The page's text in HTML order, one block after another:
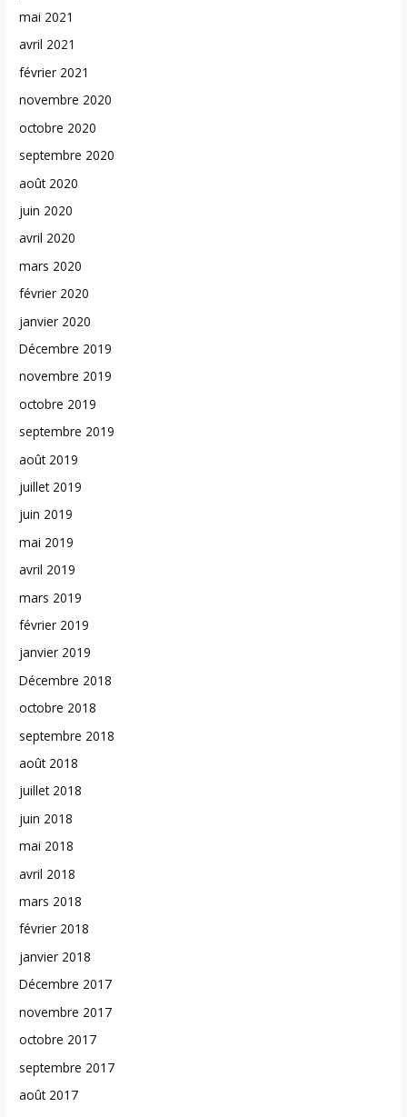
mai 2021
avril 2021
février 2021
novembre 2020
octobre 2020
septembre 2020
août 2020
juin 2020
avril 2020
mars 2020
février 2020
janvier 2020
Décembre 2019
novembre 2019
octobre 2019
septembre 2019
août 2019
juillet 2019
juin 2019
mai 2019
avril 2019
mars 2019
février 2019
janvier 2019
Décembre 2018
octobre 2018
septembre 2018
août 2018
juillet 2018
juin 2018
mai 2018
avril 2018
mars 2018
février 2018
janvier 2018
Décembre 2017
novembre 2017
octobre 2017
septembre 2017
août 2017